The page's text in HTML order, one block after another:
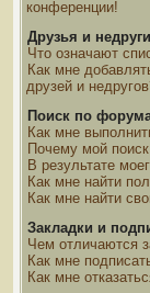
конференции!
Друзья и недруги
Что означают
Как мне
друзей и
Поиск по
Как мне
Почему мой
В результате
Как мне найти
Как мне найти
Закладки и
Чем отличаются
Как мне
Как мне